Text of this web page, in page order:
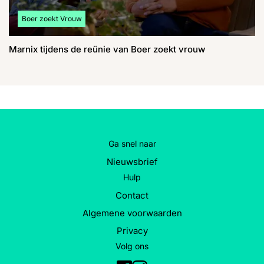
Bekijk meer artikelen over:
Boer zoekt Vrouw
Marnix tijdens de reünie van Boer zoekt vrouw
Ga snel naar
Nieuwsbrief
Hulp
Contact
Algemene voorwaarden
Privacy
Volg ons